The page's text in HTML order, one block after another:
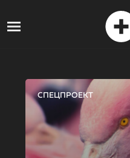
СПЕЦПРОЕКТ